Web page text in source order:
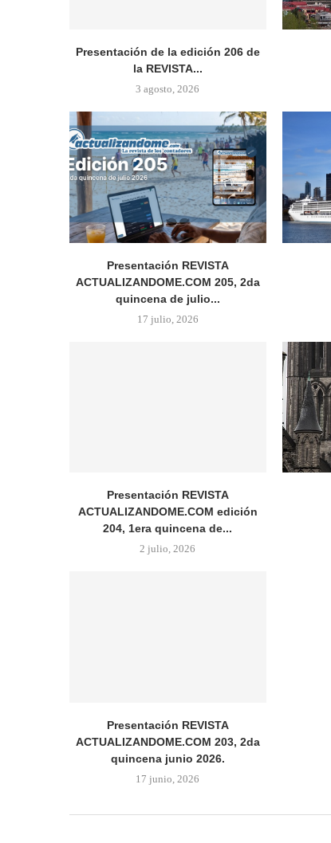
Presentación de la edición 206 de
la REVISTA...
3 agosto, 2026
Presentación REVISTA
ACTUALIZANDOME.COM 205, 2da
quincena de julio...
17 julio, 2026
Presentación REVISTA
ACTUALIZANDOME.COM edición
204, 1era quincena de...
2 julio, 2026
Presentación REVISTA
ACTUALIZANDOME.COM 203, 2da
quincena junio 2026.
17 junio, 2026